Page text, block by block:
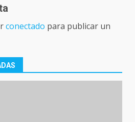
conectado para publicar un